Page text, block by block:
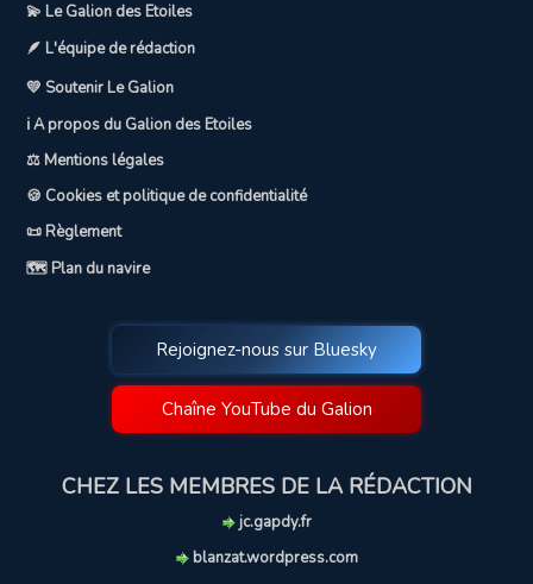
💫 Le Galion des Etoiles
🪶 L'équipe de rédaction
💛 Soutenir Le Galion
ℹ️ A propos du Galion des Etoiles
⚖️ Mentions légales
🍪 Cookies et politique de confidentialité
📜 Règlement
🗺️ Plan du navire
Rejoignez-nous sur Bluesky
Chaîne YouTube du Galion
CHEZ LES MEMBRES DE LA RÉDACTION
jc.gapdy.fr
blanzat.wordpress.com